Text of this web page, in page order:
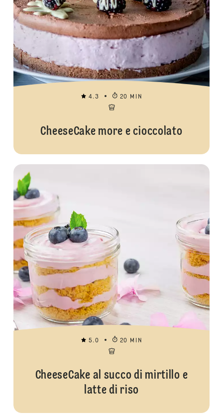
4.3 20 MIN
CheeseCake more e cioccolato
5.0 20 MIN
CheeseCake al succo di mirtillo e
latte di riso